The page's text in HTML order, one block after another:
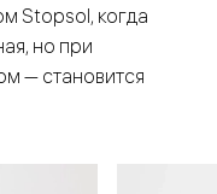
Stopsol, когда
но при
— становится